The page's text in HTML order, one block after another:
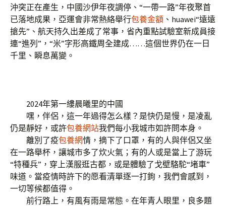
沖突正在產生，中國沙伊年夜調停、“一帶一路”年夜聚首
已落地成果，亞運會非常熱絡舉行包養金額 、huawei“遠遠
搶先”、航天持久出差成了常事，省內重點試驗室新成員接
連“進列”，“米”字形高鐵周全建成……這個世界仍在一日
千里、瞬息萬變。
2024年第一縷晨曦里的中國
嘿，伴侶，這一年過得怎么樣？是快仍是慢，是凌亂
仍是靜好，或許包養網站我們每小我城市如許問本身。
離別了疫包養網情，摘下了口罩，有的人與伴侶又坐
在一路舉杯，讓城市多了炊火氣；有的人或是當上了游玩
“特種兵”，穿上漢服逛古都，或是體驗了戈壁駱駝“堵車”
味道。當疫情時許下的愿看清單逐一打鉤，我們會感到，
一切等候都值得。
前行路上，有風有雨是常態。在年青人眼里，良多題